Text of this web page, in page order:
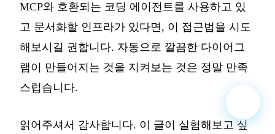
MCP와 호환되는 코딩 에이전트를 사용하고 있
고 문서화할 인프라가 있다면, 이 접근법을 시도
해보시길 권합니다. 자동으로 깔끔한 다이어그
램이 만들어지는 것을 지켜보는 것은 정말 만족
스럽습니다.
읽어주셔서 감사합니다. 이 글이 실험해보고 싶